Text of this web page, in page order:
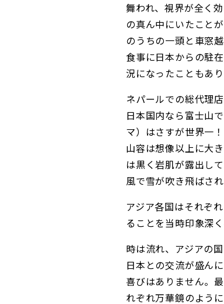
舞われ、視界が全く
の真ん中にいたこと
のうちの一頭と車窓
食事に日本からの駐
況になったこともあ
ネパールでの総代理
日本国内なら富士山
マ）はさすが世界一
山容は想像以上に大
は黒く岩肌が露出し
風で雪が吹き飛ばされ
アジア各国はそれぞ
ることを当時印象深
時は流れ、アジアの
日本との交流が盛ん
喜びはありません。
れぞれ万華鏡のよう